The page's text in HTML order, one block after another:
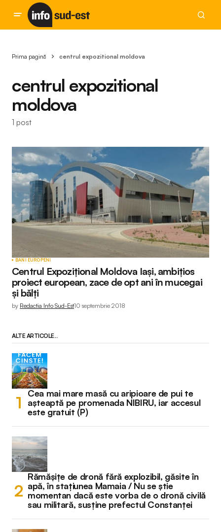
Prima pagină centrul expozitional moldova
centrul expozitional
moldova
1 post
BANI EUROPENI
Centrul Expozițional Moldova Iași, ambițios
proiect european, zace de opt ani în mucegai
și bălți
by Redactia Info Sud-Est10 septembrie 2018
ALTE ARTICOLE...
Cea mai mare masă cu aripioare de pui te
așteaptă pe promenada NIBIRU, iar accesul
este gratuit (P)
Rămășițe de dronă fără explozibil, găsite în
apă, în stațiunea Mamaia / Nu se știe
momentan dacă este vorba de o dronă civilă
sau militară, susține prefectul Constanței